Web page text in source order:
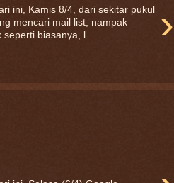
›
ini, Kamis 8/4, dari sekitar pukul
mencari mail list, nampak
seperti biasanya, l...